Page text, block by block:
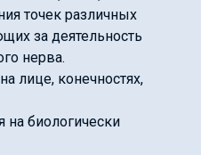
точек различных
за деятельность
нерва.
лице, конечностях,
на биологически